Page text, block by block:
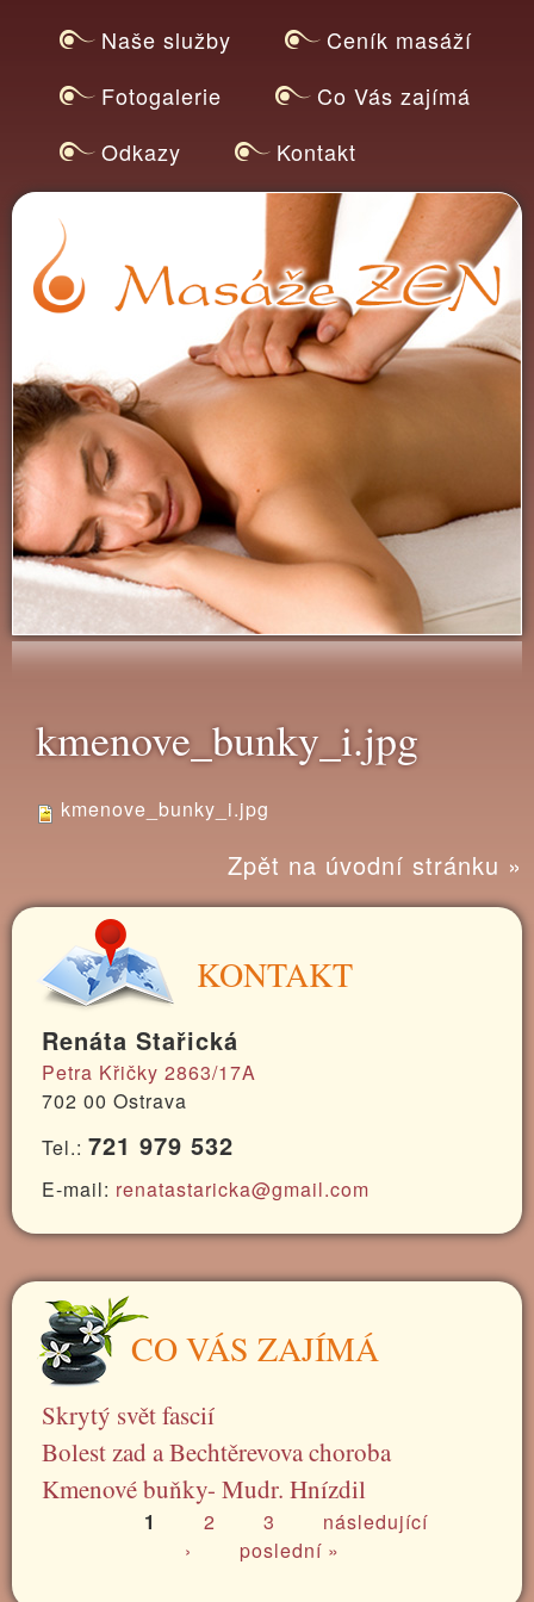
Přejít k
hlavnímu
obsahu
Naše služby
Ceník masáží
Fotogalerie
Co Vás zajímá
Odkazy
Kontakt
MASÁŽE
OSTRAVA
salon
ZEN
kmenove_bunky_i.jpg
kmenove_bunky_i.jpg
Zpět na úvodní stránku »
KONTAKT
Renáta Stařická
Petra Křičky 2863/17A
702 00 Ostrava
Tel.: 721 979 532
E-mail: renatastaricka@gmail.com
CO VÁS ZAJÍMÁ
Skrytý svět fascií
Bolest zad a Bechtěrevova choroba
Kmenové buňky- Mudr. Hnízdil
STRÁNKY
1 2 3
následující
›
poslední »